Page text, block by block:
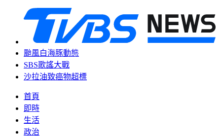
颱風白海豚動態
SBS歌謠大戰
沙拉油致癌物超標
首頁
即時
生活
政治